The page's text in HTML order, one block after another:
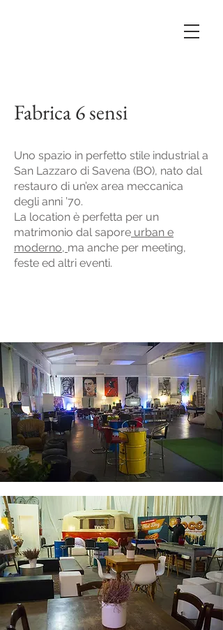
Fabrica 6 sensi
Uno spazio in perfetto stile industrial a
San Lazzaro di Savena (BO), nato dal
restauro di un’ex area meccanica
degli anni ’70.
La location è perfetta per un
matrimonio dal sapore urban e
moderno, ma anche per meeting,
feste ed altri eventi.